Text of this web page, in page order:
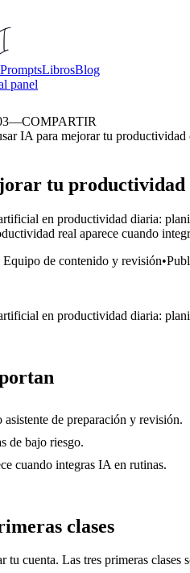
PromptsLibrosBlog
panel
IA para mejorar tu productividad
tu
en productividad diaria:
real aparece cuando
Equipo de contenido y revisión•
en productividad diaria:
de preparación y revisión.
de bajo riesgo.
cuando integras IA en rutinas.
clases
tu cuenta. Las tres primeras